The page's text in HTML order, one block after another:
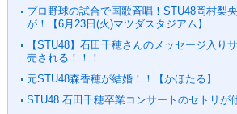
プロ野球の試合で国歌斉唱！STU48岡村梨
が！【6月23日(火)マツダスタジアム】
【STU48】石田千穂さんのメッセージ入り
売される！！！
元STU48森香穂が結婚！！【かほたる】
STU48 石田千穂卒業コンサートのセトリが